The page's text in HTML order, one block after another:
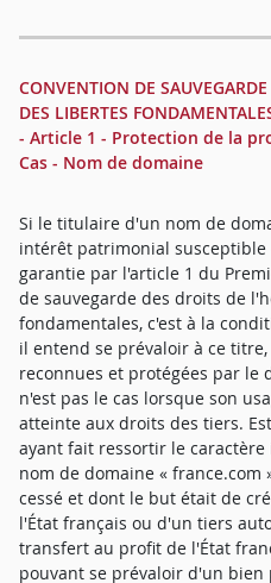
CONVENTION DE
DES LIBERTES
- Article 1 - Protection de la
Cas - Nom de domaine
Si le titulaire d'un nom de
intérêt patrimonial
garantie par l'article 1 du
de sauvegarde des droits de
fondamentales, c'est à la
il entend se prévaloir à ce
reconnues et protégées par
n'est pas le cas lorsque son
atteinte aux droits des tiers.
ayant fait ressortir le
nom de domaine « france.com
cessé et dont le but était de
l'État français ou d'un tiers
transfert au profit de l'État
pouvant se prévaloir d'un bien